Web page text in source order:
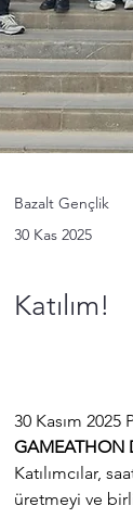
Bazalt Gençlik
30 Kas 2025
Katılım!
30 Kasım
GAMEATHON
Katılımcılar,
üretmeyi ve